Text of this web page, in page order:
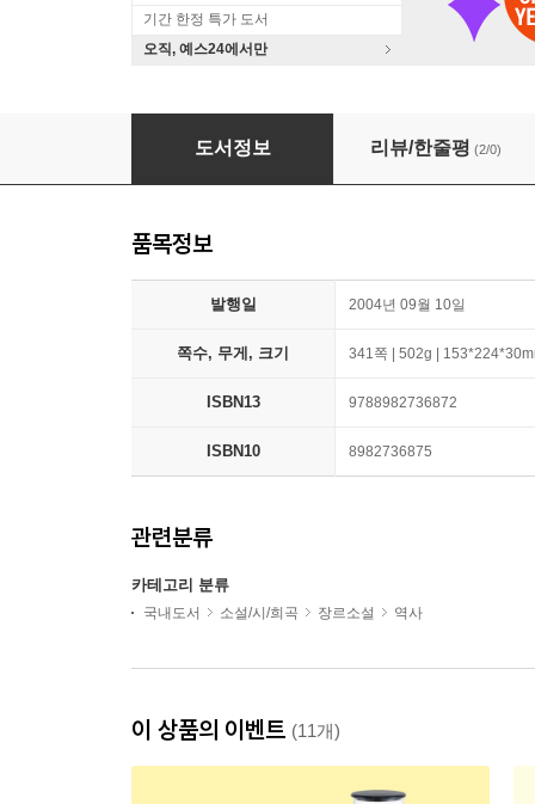
기간 한정 특가 도서
오직, 예스24에서만
불멸의 이순신 5
도서정보 리뷰/한줄평 (2/0)
품목정보
발행일 2004년 09월 10일
쪽수, 무게, 크기 341쪽 | 502g |
ISBN13 9788982736872
ISBN10 8982736875
관련분류
카테고리 분류
국내도서 소설/시/희곡 장르소설 역사
이 상품의 이벤트 (11개)